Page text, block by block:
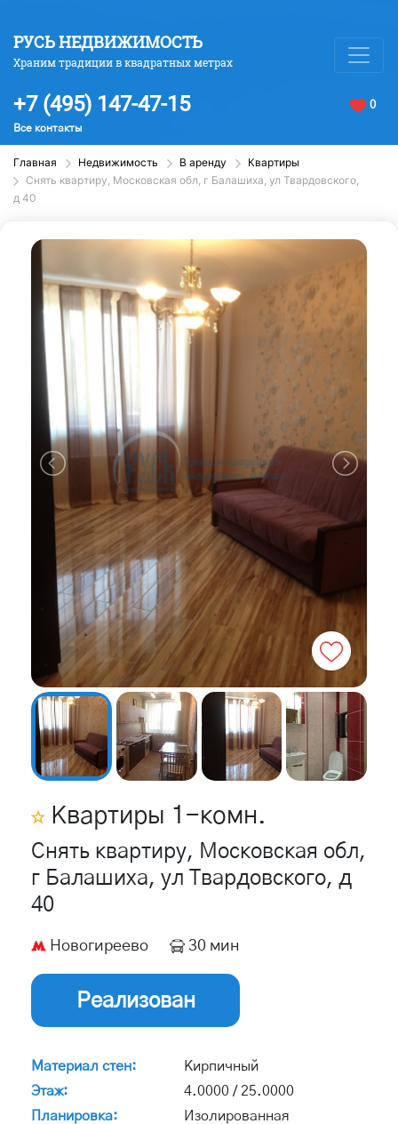
РУСЬ НЕДВИЖИМОСТЬ
Храним традиции в квадратных метрах
+7 (495) 147-47-15
Все контакты
0
Главная Недвижимость В аренду
Квартиры
Снять квартиру, Московская обл, г Балашиха, ул Твардовского,
д 40
Квартиры 1 -комн.
Снять квартиру, Московская обл,
г Балашиха, ул Твардовского, д
40
Новогиреево 30 мин
Реализован
Материал стен:
Кирпичный
Этаж:
4.0000 / 25.0000
Планировка:
Изолированная